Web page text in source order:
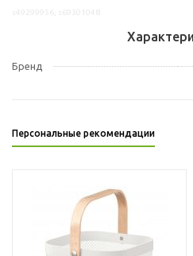
Бренд
Персональные рекомендации